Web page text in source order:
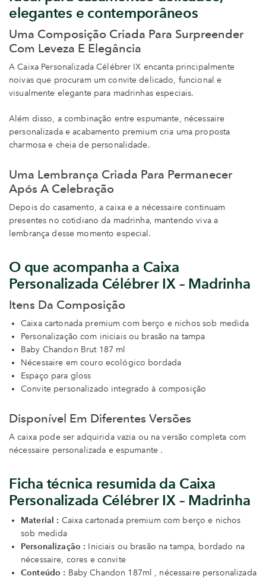
elegantes e contemporâneos
Uma Composição Criada Para Surpreender
Com Leveza E Elegância
A Caixa Personalizada Célébrer IX encanta principalmente
noivas que procuram um convite delicado, funcional e
visualmente elegante para madrinhas especiais.
Além disso, a combinação entre espumante, nécessaire
personalizada e acabamento premium cria uma proposta
charmosa e cheia de personalidade.
Uma Lembrança Criada Para Permanecer
Após A Celebração
Depois do casamento, a caixa e a nécessaire continuam
presentes no cotidiano da madrinha, mantendo viva a
lembrança desse momento especial.
O que acompanha a Caixa
Personalizada Célébrer IX – Madrinha
Itens Da Composição
Caixa cartonada premium com berço e nichos sob medida
Personalização com iniciais ou brasão na tampa
Baby Chandon Brut 187 ml
Nécessaire em couro ecológico bordada
Espaço para gloss
Convite personalizado integrado à composição
Disponível Em Diferentes Versões
A caixa pode ser adquirida vazia ou na versão completa com
nécessaire personalizada e espumante .
Ficha técnica resumida da Caixa
Personalizada Célébrer IX – Madrinha
Material : Caixa cartonada premium com berço e nichos
sob medida
Personalização : Iniciais ou brasão na tampa, bordado na
nécessaire, cores e convite
Conteúdo : Baby Chandon 187ml , nécessaire personalizada